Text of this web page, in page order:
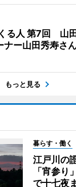
る人 第7回 山
ー山田秀寿さ
もっと見る
暮らす・働く
江戸川の
「宵参
で十七夜